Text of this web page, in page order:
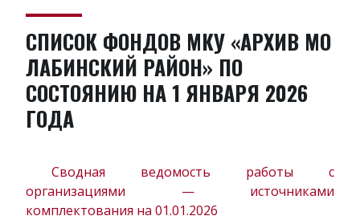
СПИСОК ФОНДОВ МКУ «АРХИВ МО
ЛАБИНСКИЙ РАЙОН» ПО
СОСТОЯНИЮ НА 1 ЯНВАРЯ 2026
ГОДА
Сводная ведомость работы с
организациями — источниками
комплектования на 01.01.2026